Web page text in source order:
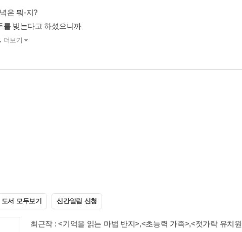
은 뭐-지?
를 빚는다고 하셨으니까
더보기
) 저자파일 신간알림 신청
연세대학교를 졸업했다. 옮긴 책으로 <배고파요>, <꼬리가 하는 일>, <